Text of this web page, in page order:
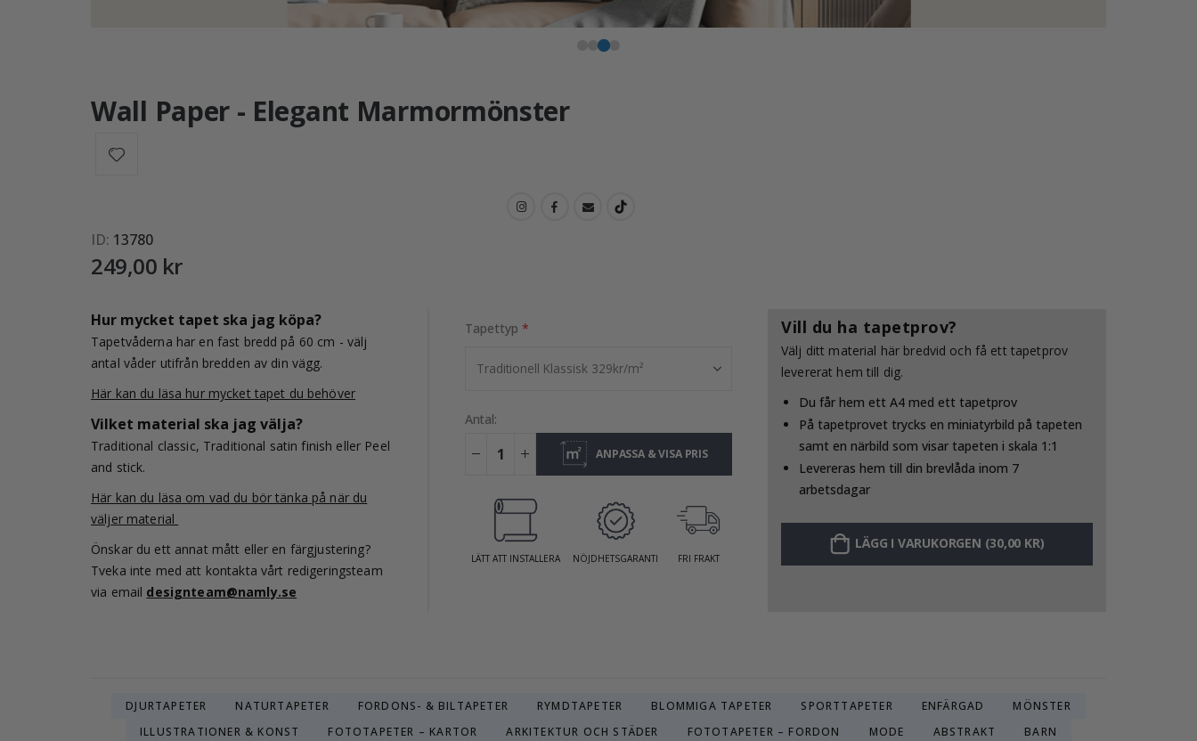
Wall Paper - Elegant Marmormönster
ID 13780
249,00 kr
Hur mycket tapet ska jag köpa?
Tapetvåderna har en fast bredd på 60 cm - välj
antal våder utifrån bredden av din vägg.
Här kan du läsa hur mycket tapet du behöver
Vilket material ska jag välja?
Traditional classic, Traditional satin finish eller Peel
and stick.
Här kan du läsa om vad du bör tänka på när du
väljer material
Önskar du ett annat mått eller en färgjustering?
Tveka inte med att kontakta vårt redigeringsteam
via email designteam@namly.se
Tapettyp
Antal:
ANPASSA & VISA PRIS
LÄTT ATT INSTALLERA NÖJDHETSGARANTI FRI FRAKT
Vill du ha tapetprov?
Välj ditt material här bredvid och få ett tapetprov
levererat hem till dig.
Du får hem ett A4 med ett tapetprov
På tapetprovet trycks en miniatyrbild på tapeten
samt en närbild som visar tapeten i skala 1:1
Levereras hem till din brevlåda inom 7
arbetsdagar
LÄGG I VARUKORGEN (30,00 KR)
DJURTAPETER NATURTAPETER FORDONS- & BILTAPETER RYMDTAPETER BLOMMIGA TAPETER SPORTTAPETER ENFÄRGAD
MÖNSTER
ILLUSTRATIONER & KONST
FOTOTAPETER – KARTOR ARKITEKTUR OCH STÄDER FOTOTAPETER – FORDON MODE ABSTRAKT
BARN